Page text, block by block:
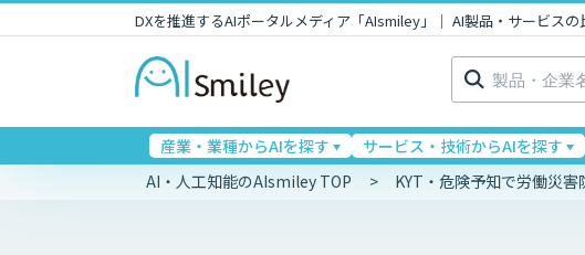
DXを推進するAIポータルメディア「AIsmiley」｜ AI製品・サービスの
検
索:
産業・業種からAIを探す サービス・技術からAIを探す
AI・人工知能のAIsmiley TOP KYT・危険予知で労働災害